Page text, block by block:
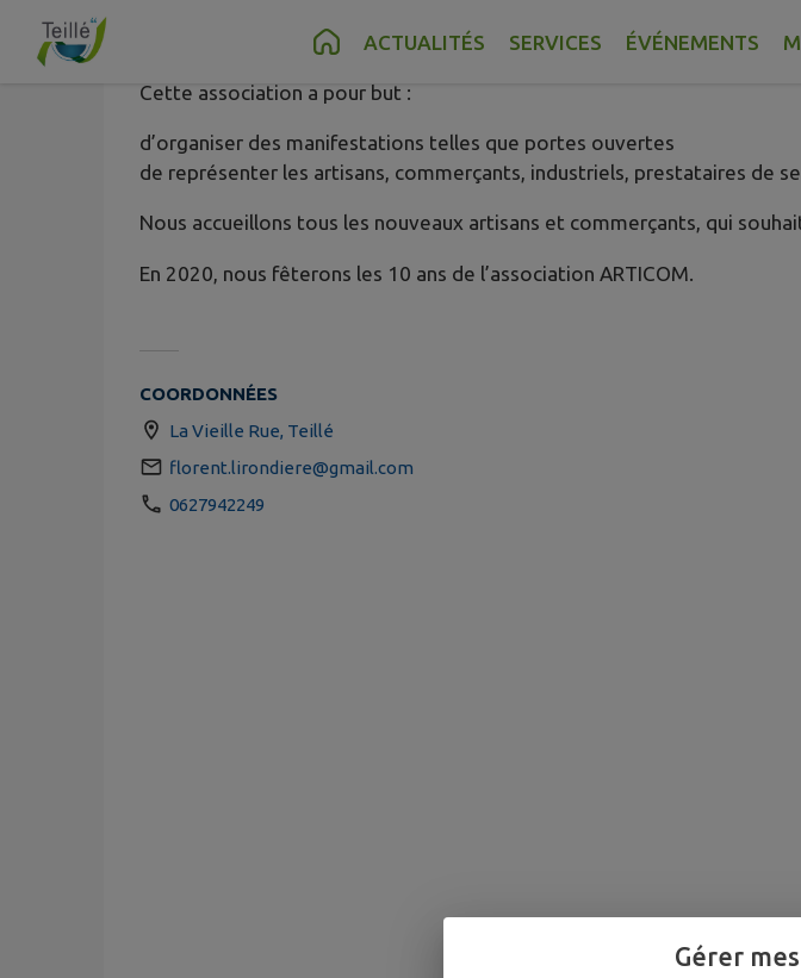
Contenu Recherche Pied de page
ACTUALITÉS SERVICES ÉVÉNEMENTS
ARTICOM
Cette association a pour but :
d’organiser des manifestations telles que portes ouvertes
de représenter les artisans, commerçants, industriels, prestataires de
Nous accueillons tous les nouveaux artisans et commerçants, qui
En 2020, nous fêterons les 10 ans de l’association ARTICOM.
COORDONNÉES
La Vieille Rue, Teillé
florent.lirondiere@gmail.com
0627942249
Gérer